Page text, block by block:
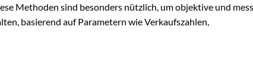
Methoden sind besonders nützlich, um objektive und
basierend auf Parametern wie Verkaufszahlen,